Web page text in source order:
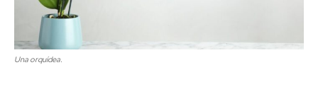
Una orquídea.